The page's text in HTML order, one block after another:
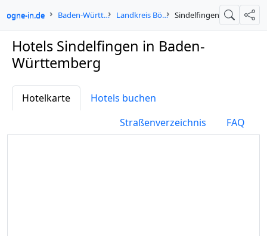
in.de Baden-Württemberg Landkreis Böblingen Sindelfingen Suche
Hotels Sindelfingen in Baden-
Württemberg
Hotelkarte
Hotels buchen
Straßenverzeichnis
FAQ